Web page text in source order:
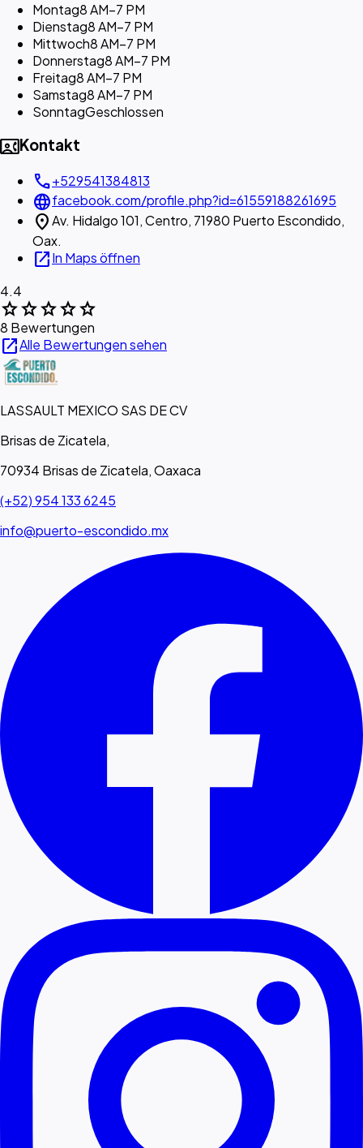
Montag8 AM–7 PM
Dienstag8 AM–7 PM
Mittwoch8 AM–7 PM
Donnerstag8 AM–7 PM
Freitag8 AM–7 PM
Samstag8 AM–7 PM
SonntagGeschlossen
contact_phoneKontakt
call+529541384813
languagefacebook.com/profile.php?id=61559188261695
location_onAv. Hidalgo 101, Centro, 71980 Puerto Escondido,
Oax.
open_in_newIn Maps öffnen
4.4
starstarstarstarstar
8 Bewertungen
open_in_newAlle Bewertungen sehen
LASSAULT MEXICO SAS DE CV
Brisas de Zicatela,
70934 Brisas de Zicatela, Oaxaca
(+52) 954 133 6245
info@puerto-escondido.mx